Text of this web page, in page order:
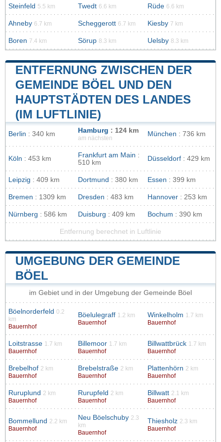
Steinfeld 5.5 km Twedt 6.6 km Rüde 6.6 km
Ahneby 6.7 km Scheggerott 6.7 km Kiesby 7 km
Boren 7.4 km Sörup 8.3 km Uelsby 8.3 km
ENTFERNUNG ZWISCHEN DER
GEMEINDE BÖEL UND DEN
HAUPTSTÄDTEN DES LANDES
(IM LUFTLINIE)
Berlin : 340 km Hamburg : 124 km
am nächsten
München : 736 km
Köln : 453 km Frankfurt am Main :
510 km
Düsseldorf : 429 km
Leipzig : 409 km Dortmund : 380 km Essen : 399 km
Bremen : 1309 km Dresden : 483 km Hannover : 253 km
Nürnberg : 586 km Duisburg : 409 km Bochum : 390 km
Entfernung berechnet in Luftlinie
UMGEBUNG DER GEMEINDE
BÖEL
im Gebiet und in der Umgebung der Gemeinde Böel
Böelnorderfeld 0.2
km
Bauernhof
Böelulegraff 1.2 km
Bauernhof
Winkelholm 1.7 km
Bauernhof
Loitstrasse 1.7 km
Bauernhof
Billemoor 1.7 km
Bauernhof
Billwattbrück 1.7 km
Bauernhof
Brebelhof 2 km
Bauernhof
Brebelstraße 2 km
Bauernhof
Plattenhörn 2 km
Bauernhof
Ruruplund 2 km
Bauernhof
Rurupfeld 2 km
Bauernhof
Billwatt 2.1 km
Bauernhof
Bommellund 2.2 km
Bauernhof
Neu Böelschuby 2.3
km
Bauernhof
Thiesholz 2.3 km
Bauernhof